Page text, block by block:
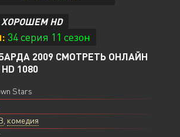
ХОРОШЕМ HD
34 серия 11 сезон
2009 СМОТРЕТЬ ОНЛАЙН
1080
Stars
комедия